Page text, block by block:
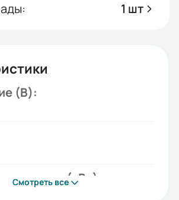
1 шт
(В):
(кВт):
Смотреть все